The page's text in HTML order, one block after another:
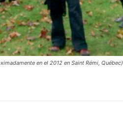
en el 2012 en Saint Rémi, Québec)